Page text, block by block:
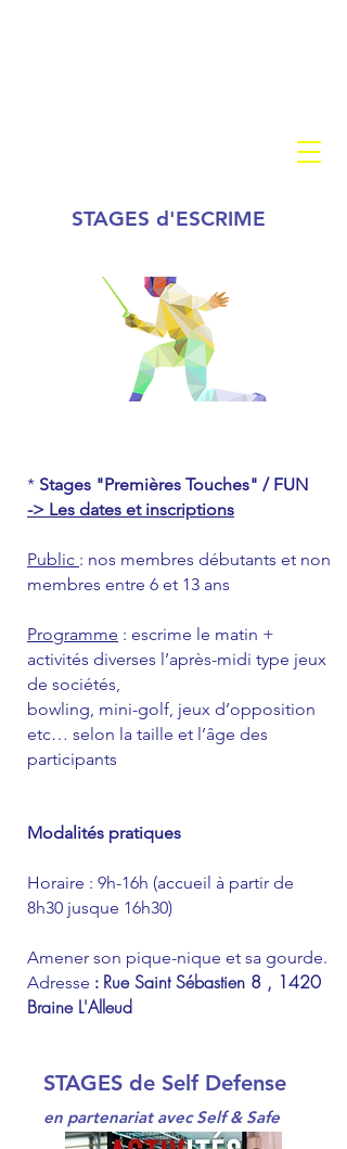
STAGES d'ESCRIME
* Stages "Premières Touches" / FUN
-> Les dates et inscriptions
Public : nos membres débutants et non
membres entre 6 et 13 ans
Programme : escrime le matin +
activités diverses l’après-midi type jeux
de sociétés,
bowling, mini-golf, jeux d’opposition
etc… selon la taille et l’âge des
participants
Modalités pratiques
Horaire : 9h-16h (accueil à partir de
8h30 jusque 16h30)
Amener son pique-nique et sa gourde.
Adresse : Rue Saint Sébastien 8 , 1420
Braine L'Alleud
STAGES de Self Defense
en partenariat avec Self & Safe